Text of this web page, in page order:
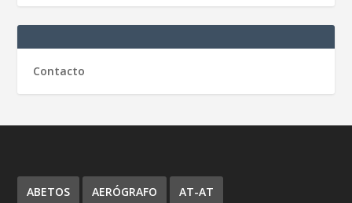
Contacto
ABETOS AERÓGRAFO AT-AT